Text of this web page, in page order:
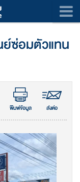
ซ่อมตัวแทน
พิมพ์ข้อมูล ส่งต่อ